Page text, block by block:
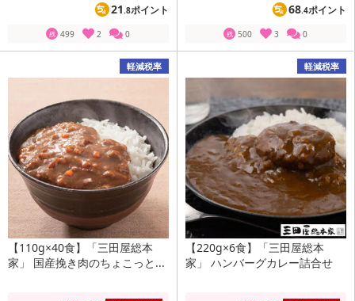
21.8ポイント
残 499 2 0
68.4ポイント
残 500 3 0
軽減税率
【110g×40食】「三田屋総本
家」 国産挽き肉のちょこっと...
軽減税率
【220g×6食】「三田屋総本
家」 ハンバーグカレー詰合せ